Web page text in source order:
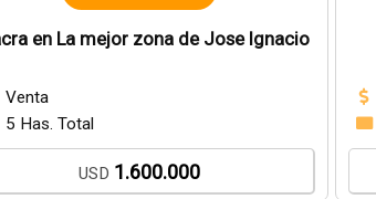
en La mejor zona de Jose Ignacio
Venta
5 Has. Total
USD 1.600.000